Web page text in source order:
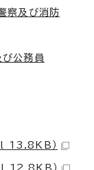
察及び消防
公務員
13.8KB）
12.8KB）